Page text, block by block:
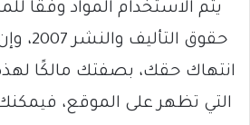
حقوق
انتهاك حقك، بصفتك مالكًا
التي تظهر على الموقع،